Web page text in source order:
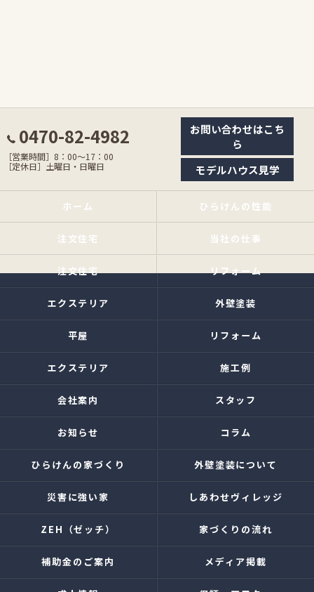
0470-82-4982
［営業時間］8：00〜17：00
［定休日］土曜日・日曜日
お問い合わせはこち
ら
モデルハウス見学
ホーム ひらけんの性能
注文住宅 当社の仕事
注文住宅 リフォーム
エクステリア 外壁塗装
平屋 リフォーム
エクステリア 施工例
会社案内 スタッフ
お知らせ コラム
ひらけんの家づくり 外壁塗装について
災害に強い家 しあわせヴィレッジ
ZEH（ゼッチ） 家づくりの流れ
補助金のご案内 メディア掲載